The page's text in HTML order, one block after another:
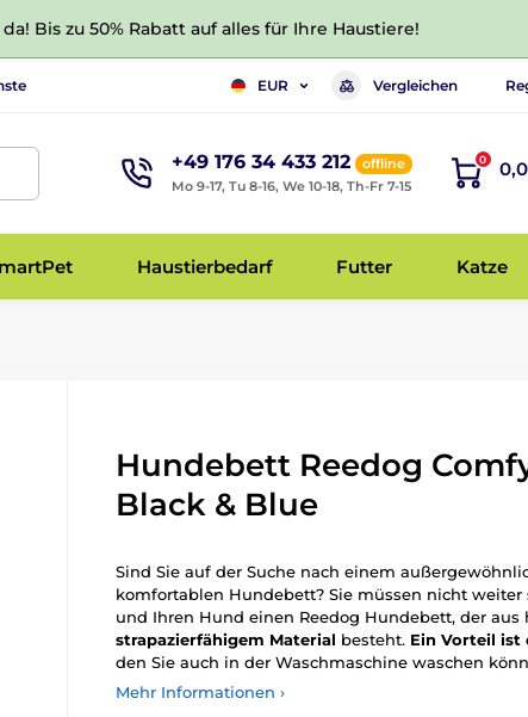
Bis zu 50% Rabatt auf alles für Ihre Haustiere!
EUR Vergleichen
+49 176 34 433 212
offline
Mo 9-17, Tu 8-16, We 10-18, Th-Fr 7-15
0
Haustierbedarf Futter Katze
Hundebett Reedog
Black & Blue
Sind Sie auf der Suche nach einem
komfortablen Hundebett? Sie müssen nicht weiter
und Ihren Hund einen Reedog Hundebett, der
strapazierfähigem Material besteht. Ein Vorteil ist
den Sie auch in der Waschmaschine waschen
Mehr Informationen ›